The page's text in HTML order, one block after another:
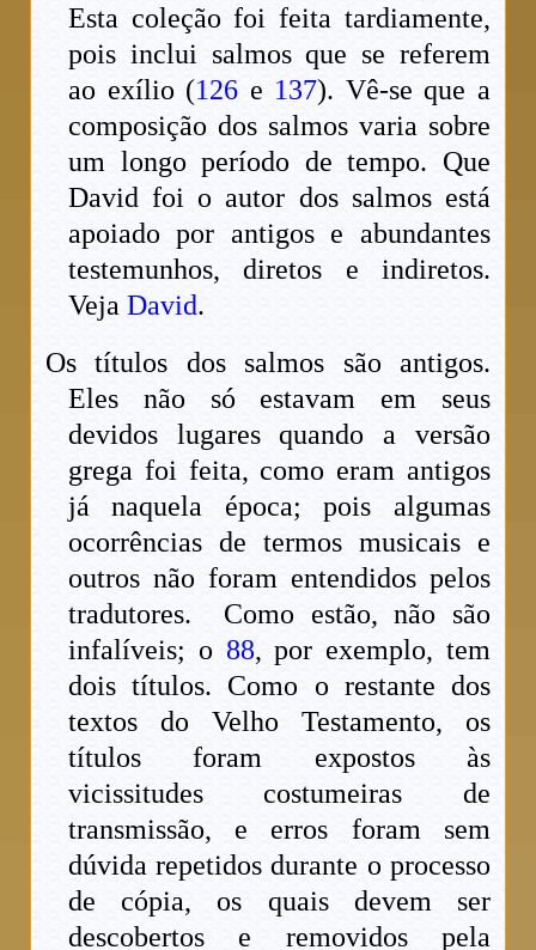
Esta coleção foi feita tardiamente,
pois inclui salmos que se referem
ao exílio (126 e 137). Vê-se que a
composição dos salmos varia sobre
um longo período de tempo. Que
David foi o autor dos salmos está
apoiado por antigos e abundantes
testemunhos, diretos e indiretos.
VejaDavid.
Os títulos dos salmos são antigos.
Eles não só estavam em seus
devidos lugares quando a versão
grega foi feita, como eram antigos
já naquela época; pois algumas
ocorrências de termos musicais e
outros não foram entendidos pelos
tradutores. Como estão, não são
infalíveis; o 88, por exemplo, tem
dois títulos. Como o restante dos
textos do Velho Testamento, os
títulos foram expostos às
vicissitudes costumeiras de
transmissão, e erros foram sem
dúvida repetidos durante o processo
de cópia, os quais devem ser
descobertos e removidos pela